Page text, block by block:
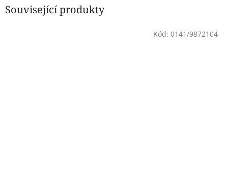
Související produkty
Kód: 0141/9872104